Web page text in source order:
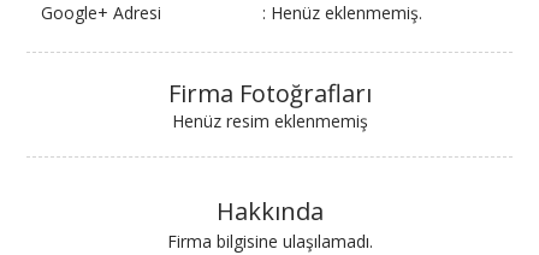
Google+ Adresi
: Henüz eklenmemiş.
Firma Fotoğrafları
Henüz resim eklenmemiş
Hakkında
Firma bilgisine ulaşılamadı.